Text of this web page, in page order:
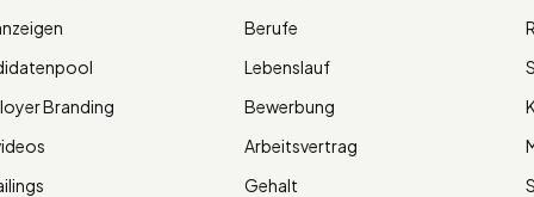
Branding
Berufe
Lebenslauf
Bewerbung
Arbeitsvertrag
Gehalt